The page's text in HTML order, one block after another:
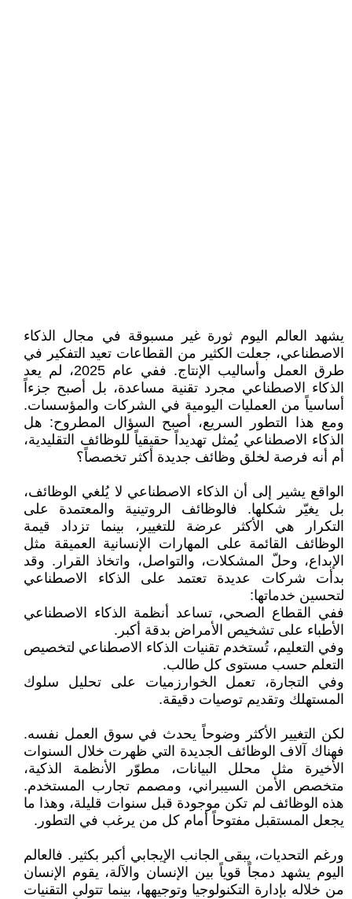
يشهد العالم اليوم ثورة غير مسبوقة في مجال الذكاء
الاصطناعي، جعلت الكثير من القطاعات تعيد التفكير في
طرق العمل وأساليب الإنتاج. ففي عام 2025، لم يعد
الذكاء الاصطناعي مجرد تقنية مساعدة، بل أصبح جزءاً
أساسياً من العمليات اليومية في الشركات والمؤسسات.
ومع هذا التطور السريع، أصبح السؤال المطروح: هل
الذكاء الاصطناعي يُمثل تهديداً حقيقياً للوظائف التقليدية،
أم أنه فرصة لخلق وظائف جديدة أكثر تخصصاً؟
الواقع يشير إلى أن الذكاء الاصطناعي لا يُلغي الوظائف،
بل يغيّر شكلها. فالوظائف الروتينية والمعتمدة على
التكرار هي الأكثر عرضة للتغيير، بينما تزداد قيمة
الوظائف القائمة على المهارات الإنسانية العميقة مثل
الإبداع، وحلّ المشكلات، والتواصل، واتخاذ القرار. وقد
بدأت شركات عديدة تعتمد على الذكاء الاصطناعي
لتحسين خدماتها:
ففي القطاع الصحي، تساعد أنظمة الذكاء الاصطناعي
الأطباء على تشخيص الأمراض بدقة أكبر.
وفي التعليم، تُستخدم تقنيات الذكاء الاصطناعي لتخصيص
التعلم حسب مستوى كل طالب.
وفي التجارة، تعمل الخوارزميات على تحليل سلوك
المستهلك وتقديم توصيات دقيقة.
لكن التغيير الأكثر وضوحاً يحدث في سوق العمل نفسه.
فهناك آلاف الوظائف الجديدة التي ظهرت خلال السنوات
الأخيرة مثل محلل البيانات، مطوّر الأنظمة الذكية،
متخصص الأمن السيبراني، ومصمم تجارب المستخدم.
هذه الوظائف لم تكن موجودة قبل سنوات قليلة، وهذا ما
يجعل المستقبل مفتوحاً أمام كل من يرغب في التطور.
ورغم التحديات، يبقى الجانب الإيجابي أكبر بكثير. فالعالم
اليوم يشهد دمجاً قوياً بين الإنسان والآلة، يقوم الإنسان
من خلاله بإدارة التكنولوجيا وتوجيهها، بينما تتولى التقنيات